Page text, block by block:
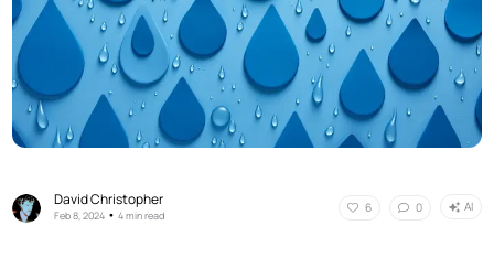
David Christopher
Feb 8, 2024 •4 min read
6 0 AI